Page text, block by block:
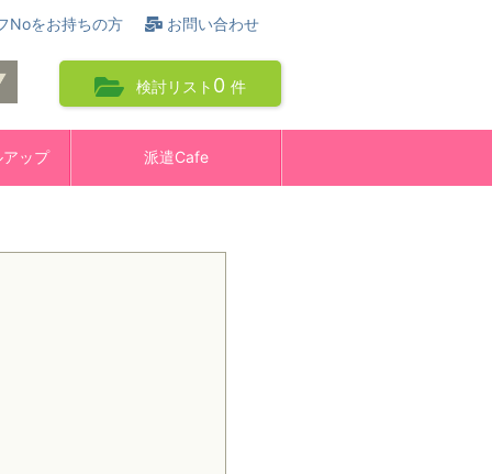
Noをお持ちの方 お問い合わせ
検討リスト 0件
ップ 派遣Cafe